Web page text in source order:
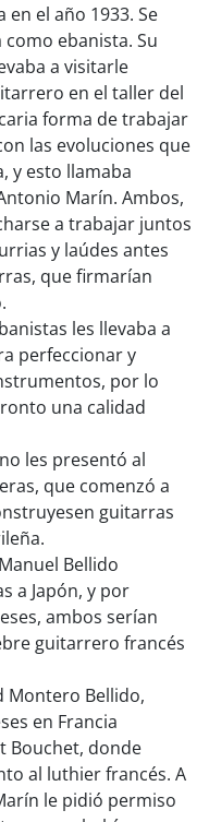
el año 1933. Se
ebanista. Su
a visitarle
en el taller del
forma de trabajar
las evoluciones que
y esto llamaba
Marín. Ambos,
a trabajar juntos
y laúdes antes
que firmarían
les llevaba a
perfeccionar y
por lo
una calidad
les presentó al
que comenzó a
guitarras
Bellido
a Japón, y por
ambos serían
guitarrero francés
Montero Bellido,
en Francia
Bouchet, donde
al luthier francés. A
le pidió permiso